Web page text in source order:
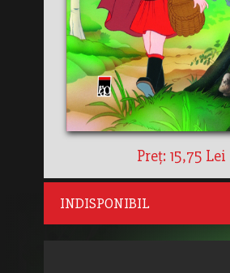
Preț: 15,75 Lei
INDISPONIBIL